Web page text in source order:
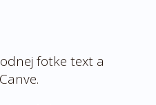
fotke text a